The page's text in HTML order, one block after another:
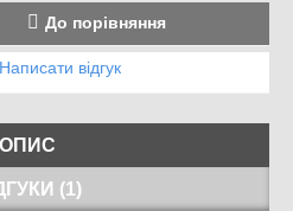
До порівняння
Написати відгук
ОПИС
(1)